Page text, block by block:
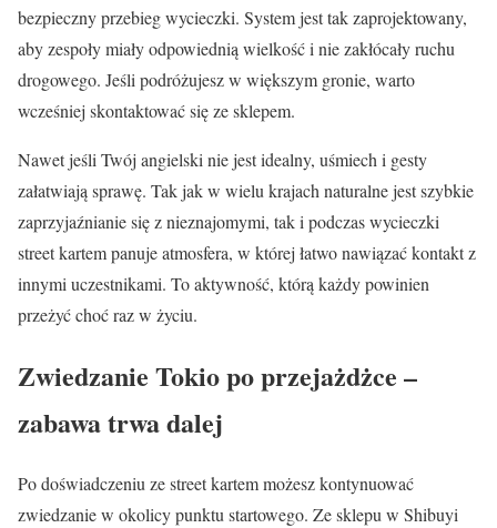
bezpieczny przebieg wycieczki. System jest tak zaprojektowany,
aby zespoły miały odpowiednią wielkość i nie zakłócały ruchu
drogowego. Jeśli podróżujesz w większym gronie, warto
wcześniej skontaktować się ze sklepem.
Nawet jeśli Twój angielski nie jest idealny, uśmiech i gesty
załatwiają sprawę. Tak jak w wielu krajach naturalne jest szybkie
zaprzyjaźnianie się z nieznajomymi, tak i podczas wycieczki
street kartem panuje atmosfera, w której łatwo nawiązać kontakt z
innymi uczestnikami. To aktywność, którą każdy powinien
przeżyć choć raz w życiu.
Zwiedzanie Tokio po przejażdżce –
zabawa trwa dalej
Po doświadczeniu ze street kartem możesz kontynuować
zwiedzanie w okolicy punktu startowego. Ze sklepu w Shibuyi